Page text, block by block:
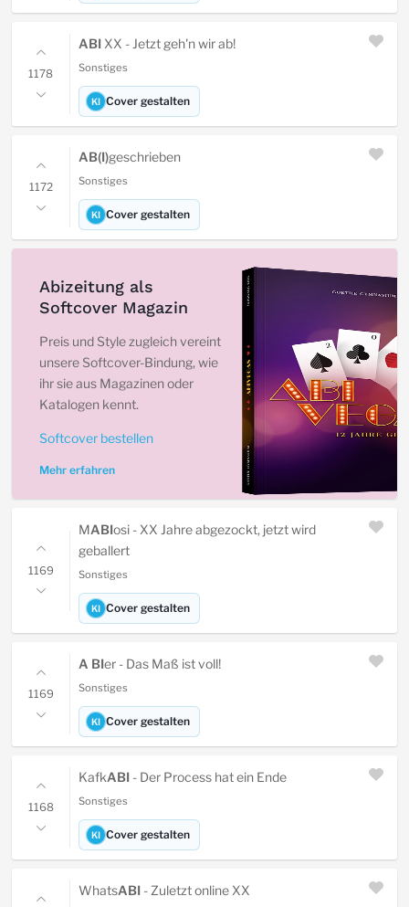
1178
ABIXX - Jetzt geh'n wir ab!
Sonstiges
KI Cover gestalten
1172
AB(I)geschrieben
Sonstiges
KI Cover gestalten
Abizeitung als
Softcover Magazin
Preis und Style zugleich vereint
unsere Softcover-Bindung, wie
ihr sie aus Magazinen oder
Katalogen kennt.
Softcover bestellen
Mehr erfahren
1169
MABIosi - XX Jahre abgezockt, jetzt wird
geballert
Sonstiges
KI Cover gestalten
1169
A BIer - Das Maß ist voll!
Sonstiges
KI Cover gestalten
1168
KafkABI- Der Process hat ein Ende
Sonstiges
KI Cover gestalten
WhatsABI- Zuletzt online XX